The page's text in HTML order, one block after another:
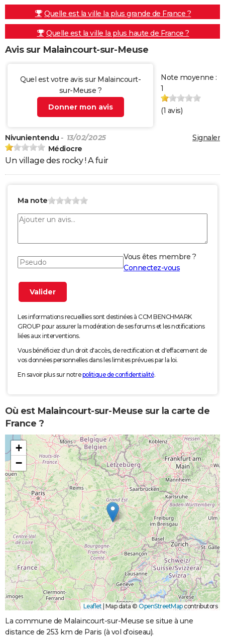
Quelle est la ville la plus grande de France ?
Quelle est la ville la plus haute de France ?
Avis sur Malaincourt-sur-Meuse
Quel est votre avis sur Malaincourt-
sur-Meuse ?
Donner mon avis
Note moyenne :
1
(1 avis)
Signaler
Nivunientendu - 13/02/2025
Médiocre
Un village des rocky ! A fuir
Ma note
Vous êtes membre ?
Connectez-vous
Les informations recueillies sont destinées à CCM BENCHMARK
GROUP pour assurer la modération de ses forums et les notifications
liées aux interventions.
Vous bénéficiez d'un droit d'accès, de rectification et d'effacement de
vos données personnelles dans les limites prévues par la loi.
En savoir plus sur notrepolitique de confidentialité.
Où est Malaincourt-sur-Meuse sur la carte de
France ?
+
−
Leaflet Map data © OpenStreetMapcontributors
La commune de Malaincourt-sur-Meuse se situe à une
distance de 253 km de Paris (à vol d'oiseau).